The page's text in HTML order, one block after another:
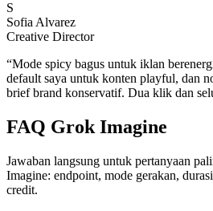
S
Sofia Alvarez
Creative Director
“Mode spicy bagus untuk iklan
default saya untuk konten playful, dan
brief brand konservatif. Dua klik dan
FAQ Grok Imagine
Jawaban langsung untuk pertanyaan
Imagine: endpoint, mode gerakan,
credit.